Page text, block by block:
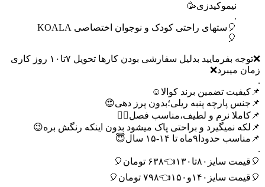
نیموکیدزی🥳
.
🎈ستهای راحتی کودک و نوجوان اختصاصی KOALA
🎈
❌توجه بفرمایید بدلیل سفارشی بودن کارها تحویل ۷تا۱۰ روز کاری
زمان میبرد❌
.
📌کیفیت تضمین برند کوالا☺️
📌جنس پارچه پنبه ریلی؛بدون پرز دهی😍
📌کاملا نرم و لطیف،مناسب فصل🙂‍↔️
📌لکه نمیگیرد و براحتی پاک میشود بدون اینکه رنگش بره😉
📌مناسب حدودا۹ماه تا ۱۴-۱۵ سال😇
.
🎈قیمت سایز۸۰تا۱۳۰👈۶۳۸ تومان🎈
🎈قیمت سایز۱۴۰و۱۵۰👈۷۹۸ تومان🎈